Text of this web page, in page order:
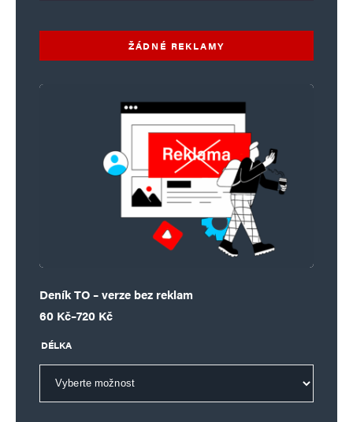
ŽÁDNÉ REKLAMY
Deník TO – verze bez reklam
60 Kč–720 Kč
Rozpětí cen: 60 Kč až 720 Kč
DÉLKA